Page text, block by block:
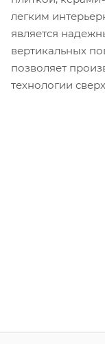
легким
является
вертикальных
позволяет
технологии